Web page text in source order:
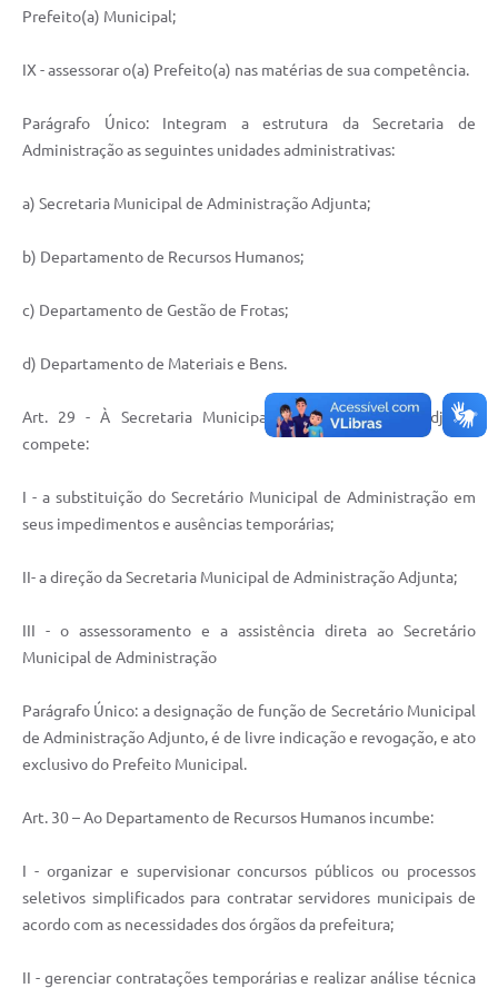
Prefeito(a) Municipal;
IX - assessorar o(a) Prefeito(a) nas matérias de sua competência.
Parágrafo Único: Integram a estrutura da Secretaria de
Administração as seguintes unidades administrativas:
a) Secretaria Municipal de Administração Adjunta;
b) Departamento de Recursos Humanos;
c) Departamento de Gestão de Frotas;
d) Departamento de Materiais e Bens.
Art. 29 - À Secretaria Municipal de Administração Adjunta
compete:
I - a substituição do Secretário Municipal de Administração em
seus impedimentos e ausências temporárias;
II- a direção da Secretaria Municipal de Administração Adjunta;
III - o assessoramento e a assistência direta ao Secretário
Municipal de Administração
Parágrafo Único: a designação de função de Secretário Municipal
de Administração Adjunto, é de livre indicação e revogação, e ato
exclusivo do Prefeito Municipal.
Art. 30 – Ao Departamento de Recursos Humanos incumbe:
I - organizar e supervisionar concursos públicos ou processos
seletivos simplificados para contratar servidores municipais de
acordo com as necessidades dos órgãos da prefeitura;
II - gerenciar contratações temporárias e realizar análise técnica